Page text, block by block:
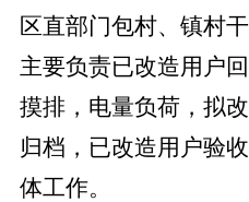
区直部门包村、镇村
主要负责已改造用户
摸排，电量负荷，拟
归档，已改造用户验
体工作。